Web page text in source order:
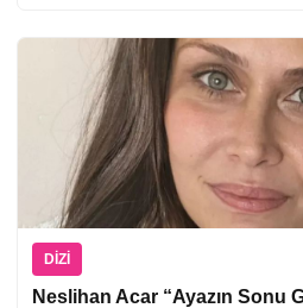
DIZI
Neslihan Acar “Ayazın Sonu